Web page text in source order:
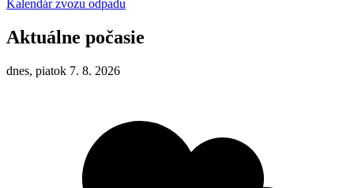
Kalendár zvozu odpadu
Aktuálne počasie
dnes, piatok 7. 8. 2026